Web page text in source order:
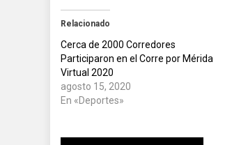
Relacionado
Cerca de 2000 Corredores
Participaron en el Corre por Mérida
Virtual 2020
agosto 15, 2020
En «Deportes»